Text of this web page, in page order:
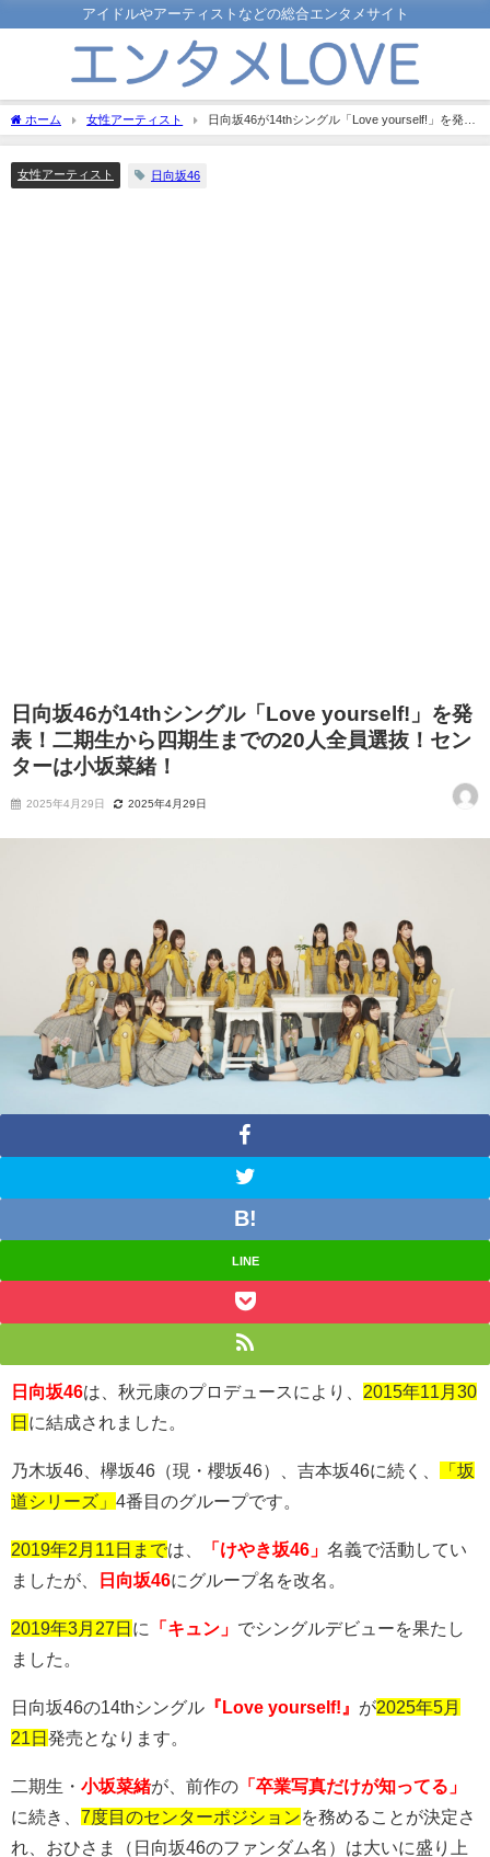
アイドルやアーティストなどの総合エンタメサイト
ホーム 女性アーティスト
日向坂46が14thシングル「Love yourself!」を発
表！二期生から四期生までの20人全員選抜！センターは小坂菜緒！
女性アーティスト 日向坂46
日向坂46が14thシングル「Love yourself!」を発
表！二期生から四期生までの20人全員選抜！セン
ターは小坂菜緒！
2025年4月29日 2025年4月29日
LINE
日向坂46は、秋元康のプロデュースにより、 2015年11月30
日 に結成されました。
乃木坂46 、欅坂46 （現・櫻坂46）、吉本坂46に続く、
「坂
道シリーズ」 4番目のグループです。
2019年2月11日までは、 「けやき坂46」 名義で活動してい
ましたが、
日向坂46にグループ名を改名。
2019年3月27日 に 「キュン」 でシングルデビューを果たし
ました。
日向坂46の14thシングル 『Love yourself!』 が2025年5月
21日 発売となります。
二期生・ 小坂菜緒が、前作の 「卒業写真だけが知ってる」
に続き、 7度目のセンターポジションを務めることが決定さ
れ、おひさま（日向坂46のファンダム名）は大いに盛り上